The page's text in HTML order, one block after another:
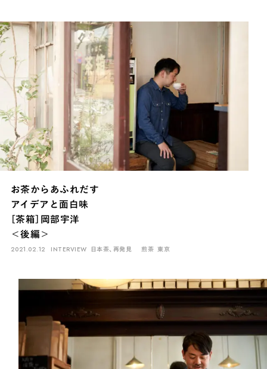
お茶からあふれだす
アイデアと面白味
［茶箱］岡部宇洋
＜後編＞
2021.02.12 INTERVIEW 日本茶、再発見 煎茶 東京